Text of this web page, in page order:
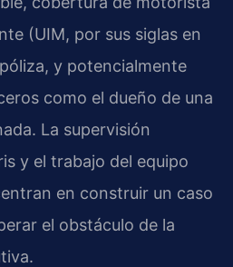
(UIM, por sus siglas en
y potencialmente
como el dueño de una
La supervisión
y el trabajo del equipo
en construir un caso
el obstáculo de la